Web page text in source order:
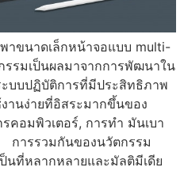
าขนาดเล็กหน้าจอแบบ multi-
รรมเป็นผลมาจากการพัฒนาใน
บบปฏิบัติการที่มีประสิทธิภาพ
านง่ายที่อิสระมากขึ้นของ
คอมพิวเตอร์, การทำ มันเบา
รรวมกันของนวัตกรรม
นที่หลากหลายและมัลติมีเดีย